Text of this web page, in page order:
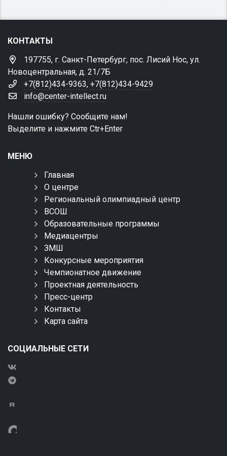
КОНТАКТЫ
197755, г. Санкт-Петербург, пос. Лисий Нос, ул.
Новоцентральная, д. 21/7Б
+7(812)434-9363, +7(812)434-9429
info@center-intellect.ru
Нашли ошибку? Сообщите нам!
Выделите и нажмите Ctr+Enter
МЕНЮ
Главная
О центре
Региональный олимпиадный центр
ВСОШ
Образовательные программы
Медиацентры
ЗМШ
Конкурсные мероприятия
Чемпионатное движение
Проектная деятельность
Пресс-центр
Контакты
Карта сайта
СОЦИАЛЬНЫЕ СЕТИ